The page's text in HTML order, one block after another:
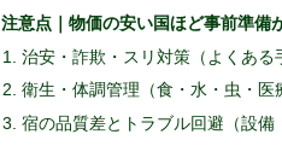
注意点｜物価の安い国ほど事前準備
治安・詐欺・スリ対策（よくある
衛生・体調管理（食・水・虫・医
宿の品質差とトラブル回避（設備